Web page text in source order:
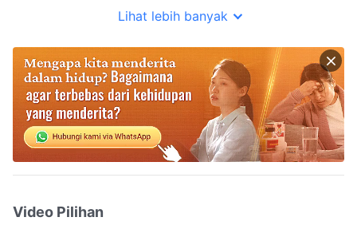
Lihat lebih banyak
Video Pilihan